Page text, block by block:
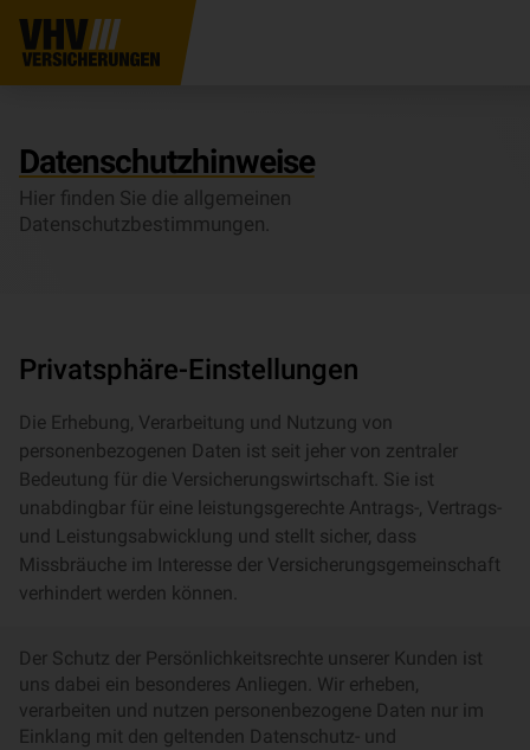
Datenschutzhinweise
Hier finden Sie die allgemeinen
Datenschutzbestimmungen.
Privatsphäre-Einstellungen
Die Erhebung, Verarbeitung und Nutzung von
personenbezogenen Daten ist seit jeher von zentraler
Bedeutung für die Versicherungswirtschaft. Sie ist
unabdingbar für eine leistungsgerechte Antrags-, Vertrags-
und Leistungsabwicklung und stellt sicher, dass
Missbräuche im Interesse der Versicherungsgemeinschaft
verhindert werden können.
Der Schutz der Persönlichkeitsrechte unserer Kunden ist
uns dabei ein besonderes Anliegen. Wir erheben,
verarbeiten und nutzen personenbezogene Daten nur im
Einklang mit den geltenden Datenschutz- und